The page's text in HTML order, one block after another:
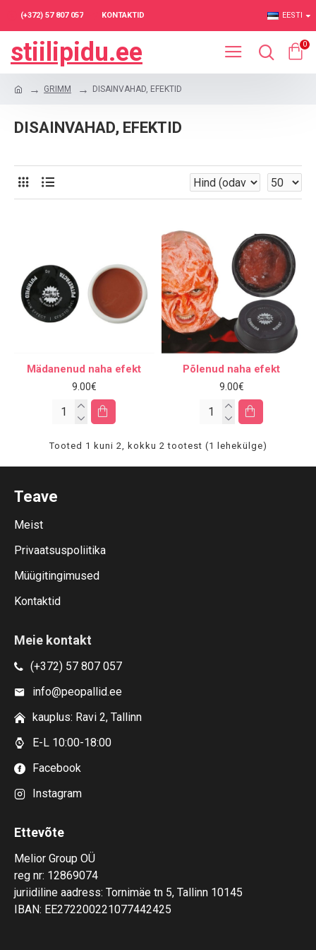
(+372) 57 807 057 KONTAKTID EESTI
stiilipidu.ee 0
GRIMM DISAINVAHAD, EFEKTID
DISAINVAHAD, EFEKTID
Mädanenud naha efekt
9.00€
Põlenud naha efekt
9.00€
Tooted 1 kuni 2, kokku 2 tootest (1 lehekülge)
Teave
Meist
Privaatsuspoliitika
Müügitingimused
Kontaktid
Meie kontakt
(+372) 57 807 057
info@peopallid.ee
kauplus: Ravi 2, Tallinn
E-L 10:00-18:00
Facebook
Instagram
Ettevõte
Melior Group OÜ
reg nr: 12869074
juriidiline aadress: Tornimäe tn 5, Tallinn 10145
IBAN: EE272200221077442425